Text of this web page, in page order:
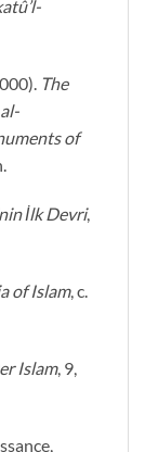
The
of
İlk Devri,
of Islam, c.
Islam, 9,